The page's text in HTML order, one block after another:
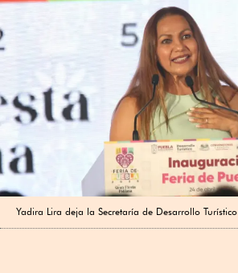
Yadira Lira deja la Secretaría de Desarrollo Turístico.